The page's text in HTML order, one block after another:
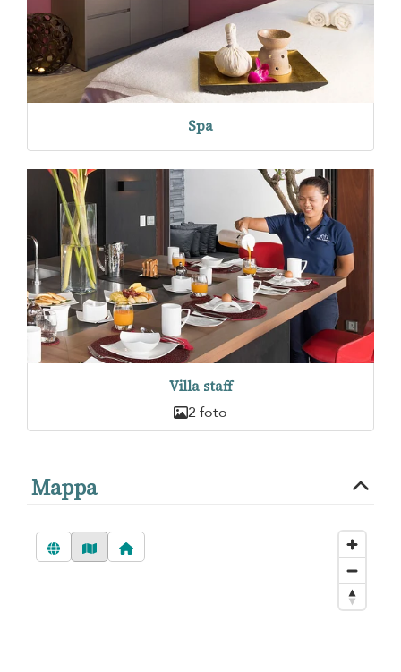
Spa
Villa staff
2 foto
Mappa